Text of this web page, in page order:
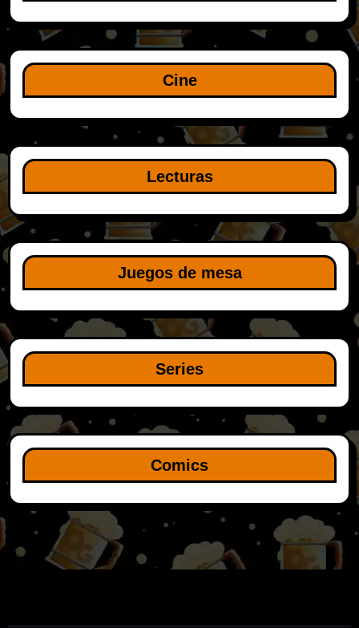
Cine
Lecturas
Juegos de mesa
Series
Comics